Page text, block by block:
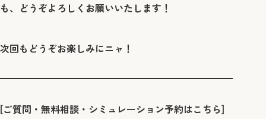
も、どうぞよろしくお願いいたします！
次回もどうぞお楽しみにニャ！
[ご質問・無料相談・シミュレーション予約はこちら]